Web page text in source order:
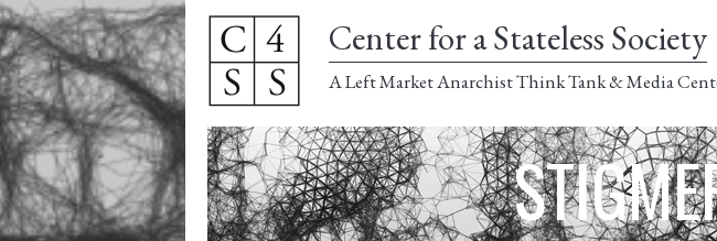
Center for a Stateless Society
A Left Market Anarchist Think Tank & Media